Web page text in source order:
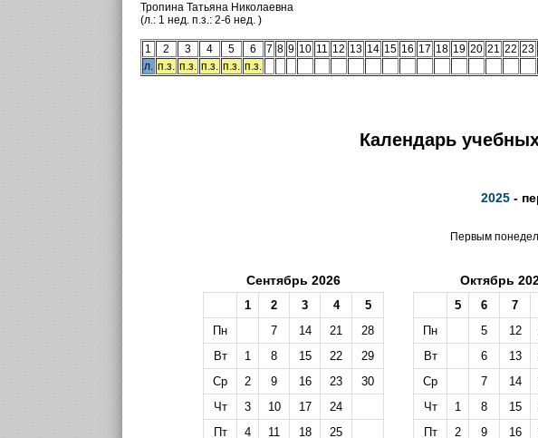
Тропина Татьяна Николаевна
(л.: 1 нед. п.з.: 2-6 нед. )
1 2 3 4 5 6 7 8 9 10 11 12 13 14 15 16 17 18 19 20 21 22 23
л. п.з. п.з. п.з. п.з. п.з.
Календарь
2025-
Первым
Сентябрь 2026
1 2 3 4
5
Пн
7 14 21
28
Вт
1 8 15 22
29
Ср
2 9 16 23
30
Чт
3 10 17
24
Пт
4 11 18
25
Октябрь
5 6 7
Пн
5 12
Вт
6 13
Ср
7 14
Чт
1 8 15
Пт
2 9 16